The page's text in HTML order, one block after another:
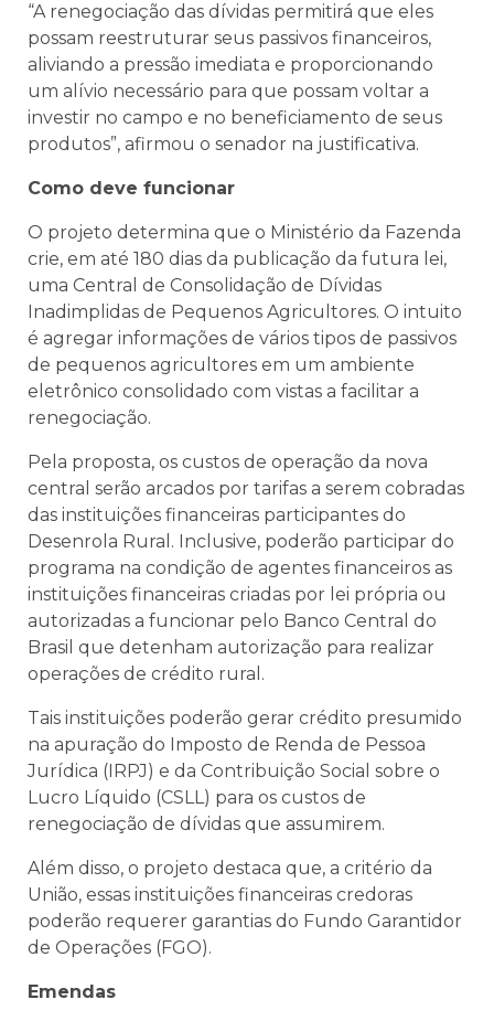
“A renegociação das dívidas permitirá que eles
possam reestruturar seus passivos financeiros,
aliviando a pressão imediata e proporcionando
um alívio necessário para que possam voltar a
investir no campo e no beneficiamento de seus
produtos”, afirmou o senador na justificativa.
Como deve funcionar
O projeto determina que o Ministério da Fazenda
crie, em até 180 dias da publicação da futura lei,
uma Central de Consolidação de Dívidas
Inadimplidas de Pequenos Agricultores. O intuito
é agregar informações de vários tipos de passivos
de pequenos agricultores em um ambiente
eletrônico consolidado com vistas a facilitar a
renegociação.
Pela proposta, os custos de operação da nova
central serão arcados por tarifas a serem cobradas
das instituições financeiras participantes do
Desenrola Rural. Inclusive, poderão participar do
programa na condição de agentes financeiros as
instituições financeiras criadas por lei própria ou
autorizadas a funcionar pelo Banco Central do
Brasil que detenham autorização para realizar
operações de crédito rural.
Tais instituições poderão gerar crédito presumido
na apuração do Imposto de Renda de Pessoa
Jurídica (IRPJ) e da Contribuição Social sobre o
Lucro Líquido (CSLL) para os custos de
renegociação de dívidas que assumirem.
Além disso, o projeto destaca que, a critério da
União, essas instituições financeiras credoras
poderão requerer garantias do Fundo Garantidor
de Operações (FGO).
Emendas